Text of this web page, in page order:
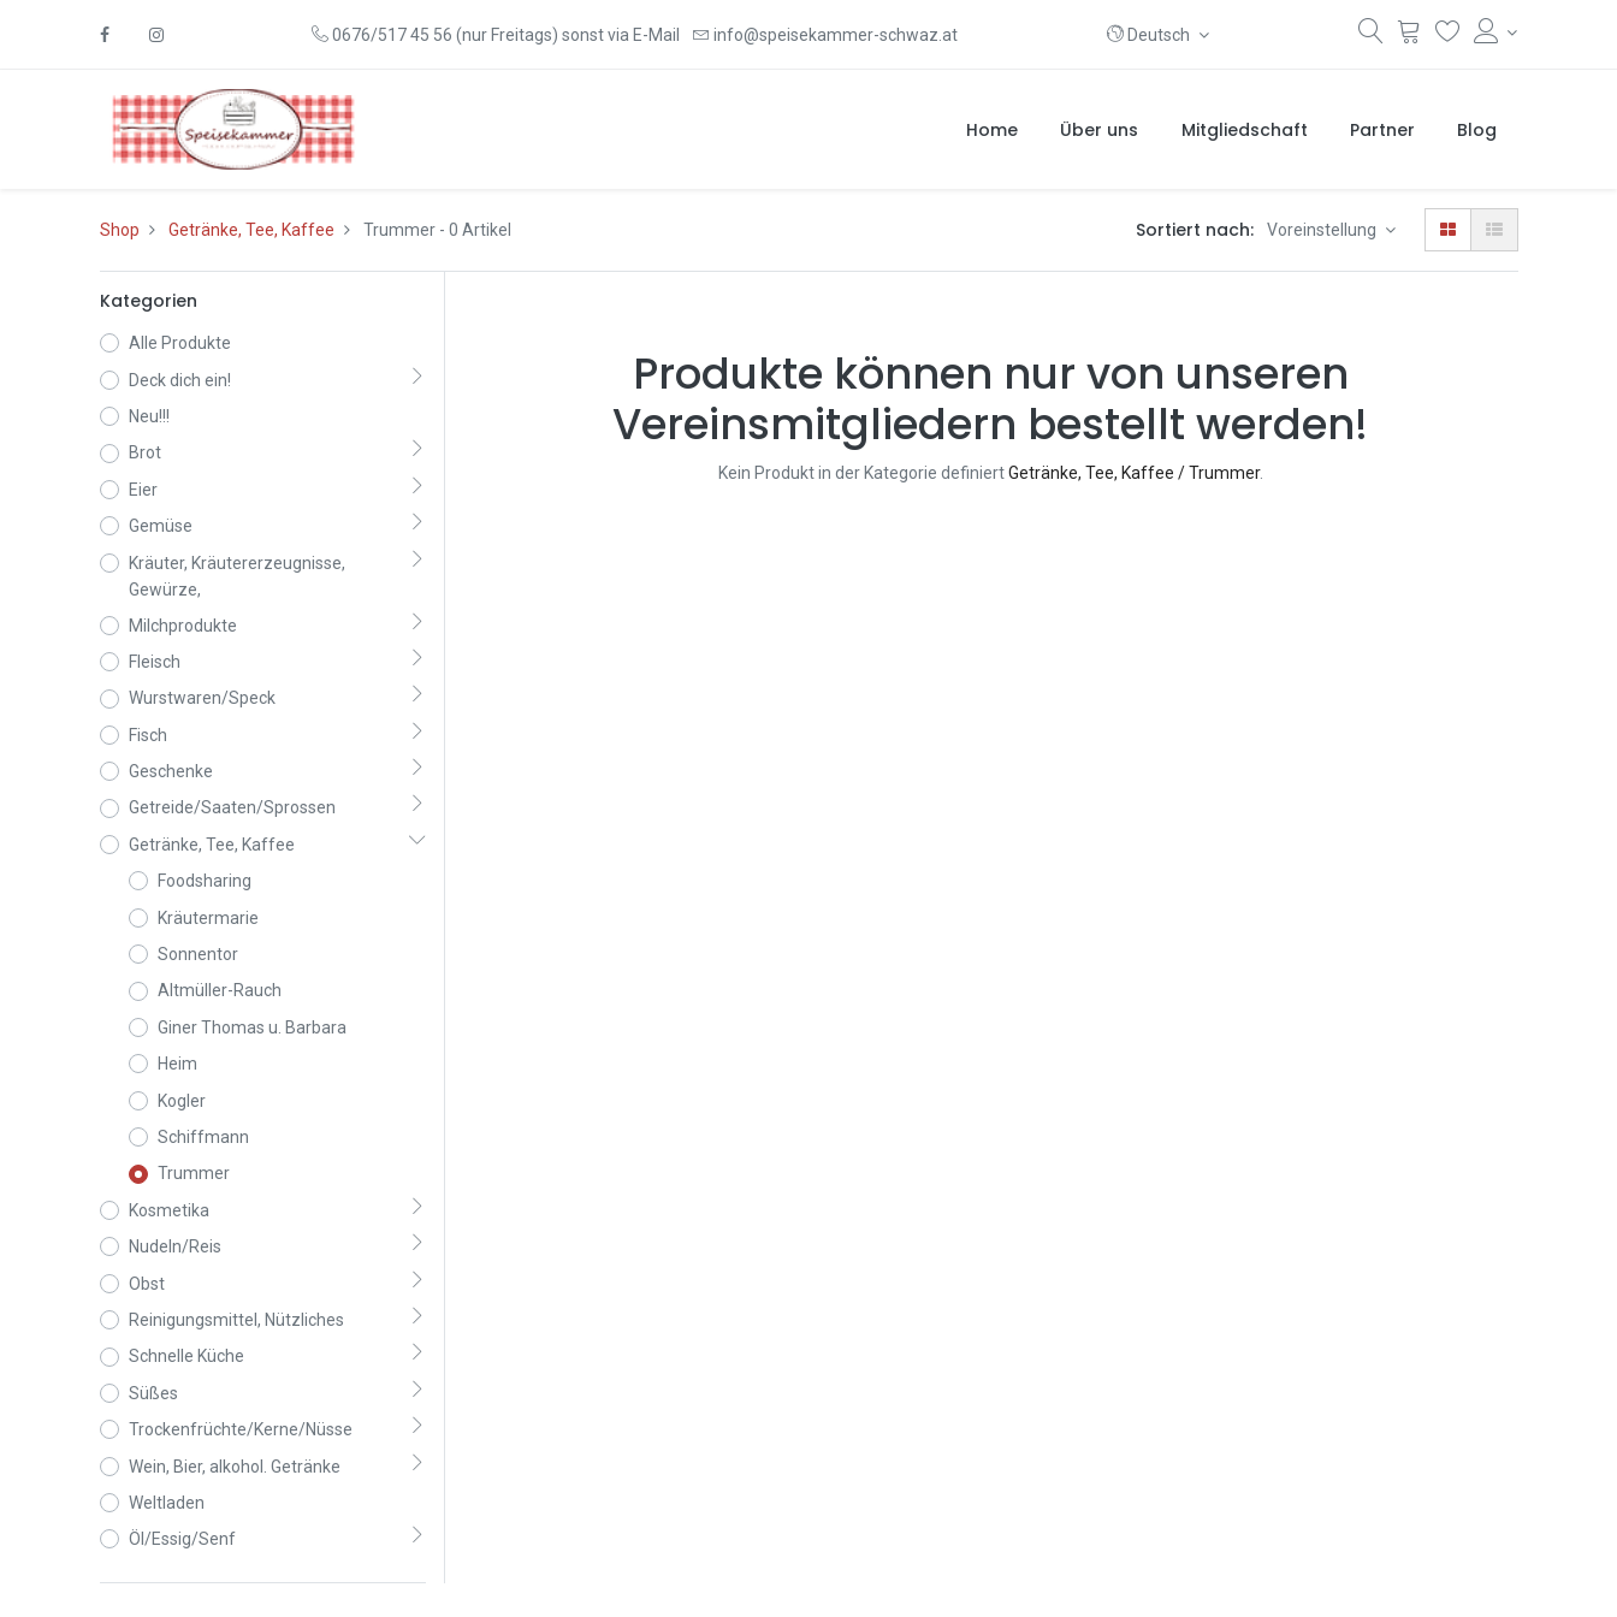
0676/517 45 56 (nur Freitags) sonst via E-Mail info@speisekammer-schwaz.at Deutsch
Home Über uns Mitgliedschaft Partner Blog
Shop Getränke, Tee, Kaffee Trummer- 0 Artikel Sortiert nach: Voreinstellung
Kategorien
Alle Produkte
Deck dich ein!
Neu!!!
Brot
Eier
Gemüse
Kräuter, Kräutererzeugnisse,
Gewürze,
Milchprodukte
Fleisch
Wurstwaren/Speck
Fisch
Geschenke
Getreide/Saaten/Sprossen
Getränke, Tee, Kaffee
Foodsharing
Kräutermarie
Sonnentor
Altmüller-Rauch
Giner Thomas u. Barbara
Heim
Kogler
Schiffmann
Trummer
Kosmetika
Nudeln/Reis
Obst
Reinigungsmittel, Nützliches
Schnelle Küche
Süßes
Trockenfrüchte/Kerne/Nüsse
Wein, Bier, alkohol. Getränke
Weltladen
Öl/Essig/Senf
Produkte können nur von unseren
Vereinsmitgliedern bestellt werden!
Kein Produkt in der Kategorie definiertGetränke, Tee, Kaffee / Trummer.